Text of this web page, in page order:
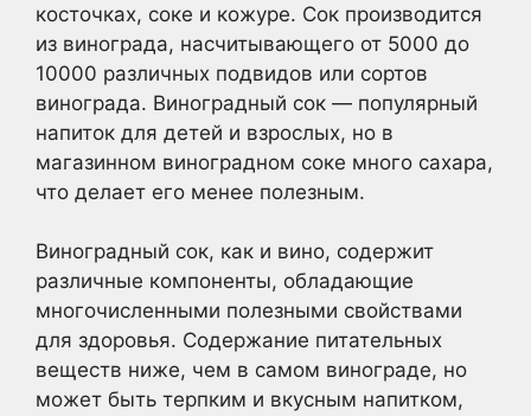
косточках, соке и кожуре. Сок производится
из винограда, насчитывающего от 5000 до
10000 различных подвидов или сортов
винограда. Виноградный сок — популярный
напиток для детей и взрослых, но в
магазинном виноградном соке много сахара,
что делает его менее полезным.
Виноградный сок, как и вино, содержит
различные компоненты, обладающие
многочисленными полезными свойствами
для здоровья. Содержание питательных
веществ ниже, чем в самом винограде, но
может быть терпким и вкусным напитком,